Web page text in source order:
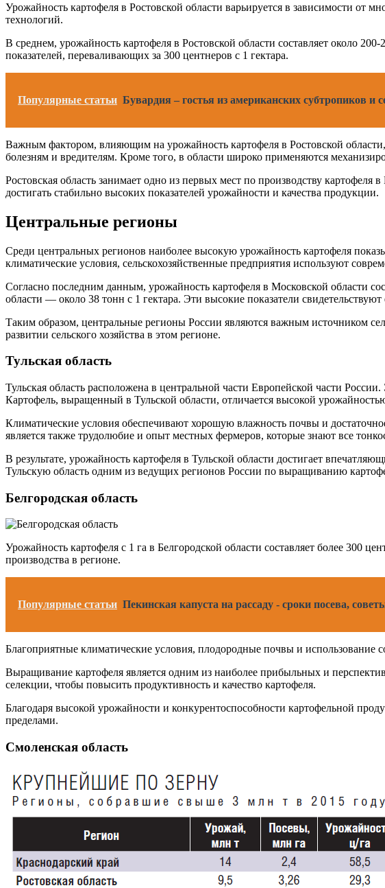
Урожайность картофеля в Ростовской области варьируется в зависимости от
технологий.
В среднем, урожайность картофеля в Ростовской области составляет около
показателей, переваливающих за 300 центнеров с 1 гектара.
Популярные статьи Бувардия – гостья из американских субтропиков и
Важным фактором, влияющим на урожайность картофеля в Ростовской
болезням и вредителям. Кроме того, в области широко применяются
Ростовская область занимает одно из первых мест по производству
достигать стабильно высоких показателей урожайности и качества продукции.
Центральные регионы
Среди центральных регионов наиболее высокую урожайность картофеля
климатические условия, сельскохозяйственные предприятия используют
Согласно последним данным, урожайность картофеля в Московской области
области — около 38 тонн с 1 гектара. Эти высокие показатели
Таким образом, центральные регионы России являются важным источником
развитии сельского хозяйства в этом регионе.
Тульская область
Тульская область расположена в центральной части Европейской части
Картофель, выращенный в Тульской области, отличается высокой
Климатические условия обеспечивают хорошую влажность почвы и
является также трудолюбие и опыт местных фермеров, которые знают все
В результате, урожайность картофеля в Тульской области достигает
Тульскую область одним из ведущих регионов России по выращиванию
Белгородская область
Урожайность картофеля с 1 га в Белгородской области составляет более 300
производства в регионе.
Популярные статьи Пекинская капуста на рассаду - сроки посева,
Благоприятные климатические условия, плодородные почвы и использование
Выращивание картофеля является одним из наиболее прибыльных и
селекции, чтобы повысить продуктивность и качество картофеля.
Благодаря высокой урожайности и конкурентоспособности картофельной
пределами.
Смоленская область